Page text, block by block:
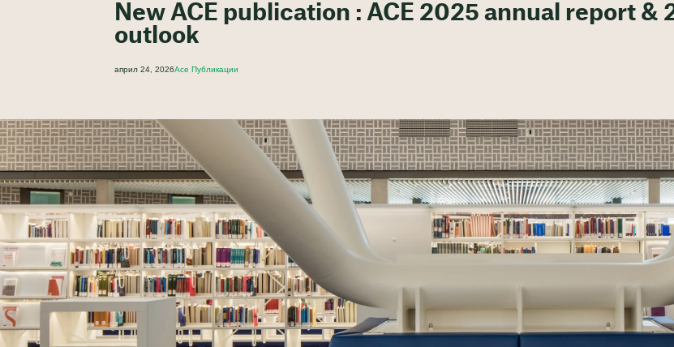
New ACE publication : ACE 2025 annual report &
outlook
април 24, 2026Ace Публикации